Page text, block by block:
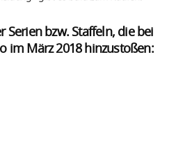
Serien bzw. Staffeln, die bei
im März 2018 hinzustoßen: